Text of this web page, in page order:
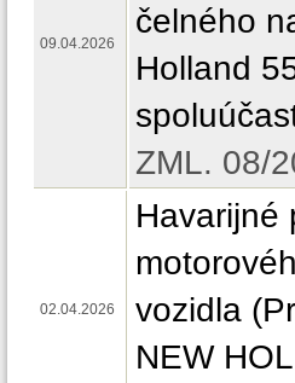
09.04.2026
čelného
Holland
ZML. 08/
02.04.2026
Havarijné
vozidla
NEW